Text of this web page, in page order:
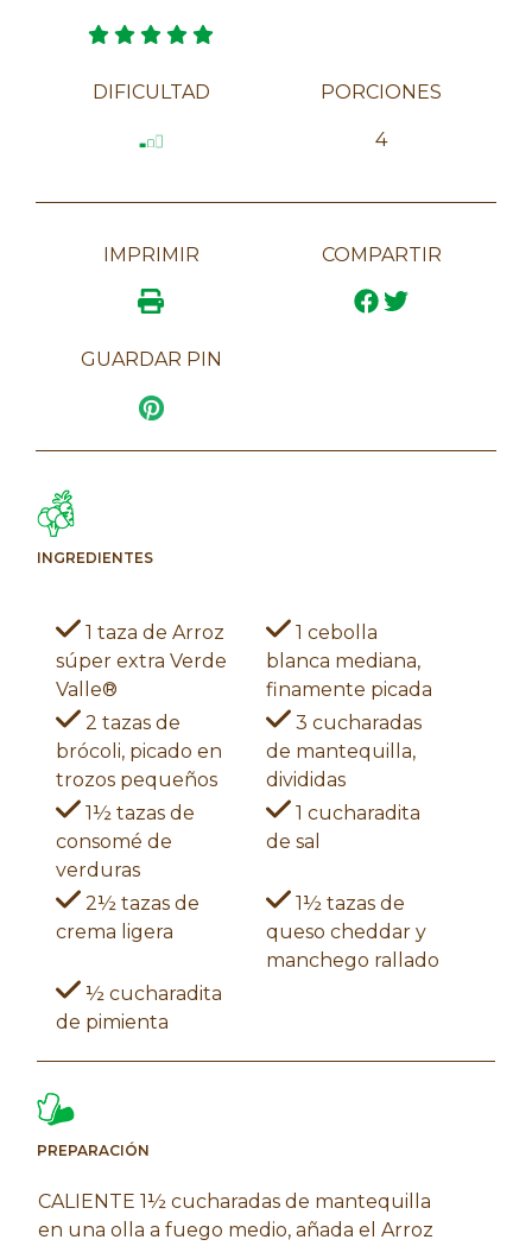
DIFICULTAD PORCIONES
4
IMPRIMIR COMPARTIR
GUARDAR PIN
INGREDIENTES
1 taza de Arroz
súper extra Verde
Valle®
1 cebolla
blanca mediana,
finamente picada
2 tazas de
brócoli, picado en
trozos pequeños
3 cucharadas
de mantequilla,
divididas
1½ tazas de
consomé de
verduras
1 cucharadita
de sal
2½ tazas de
crema ligera
1½ tazas de
queso cheddar y
manchego rallado
½ cucharadita
de pimienta
PREPARACIÓN
CALIENTE 1½ cucharadas de mantequilla
en una olla a fuego medio, añada el Arroz